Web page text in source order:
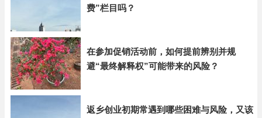
费”栏目吗？
在参加促销活动前，如何提前辨别并规
避“最终解释权”可能带来的风险？
返乡创业初期常遇到哪些困难与风险，又该